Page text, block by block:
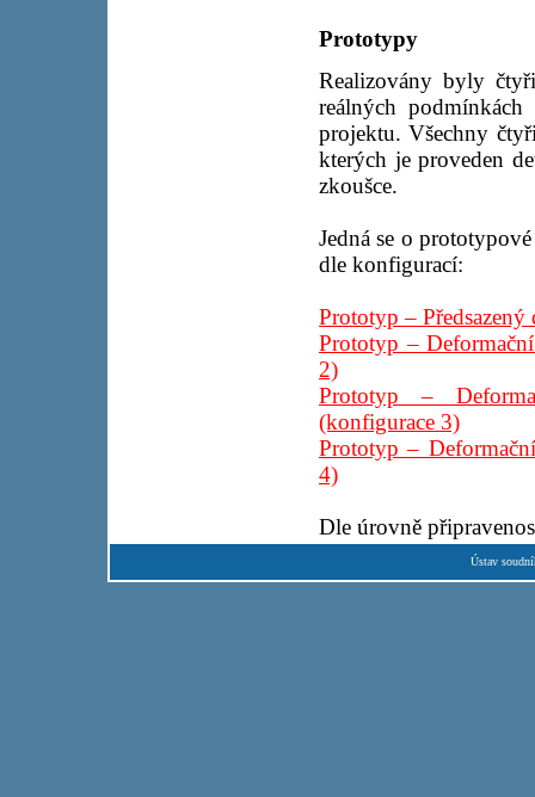
Prototypy
Realizovány byly
reálných
projektu. Všechny
kterých je proveden
zkoušce.
Jedná se o
dle konfigurací:
Prototyp –
Prototyp –
2)
Prototyp –
(konfigurace 3)
Prototyp –
4)
Dle úrovně
Ústav